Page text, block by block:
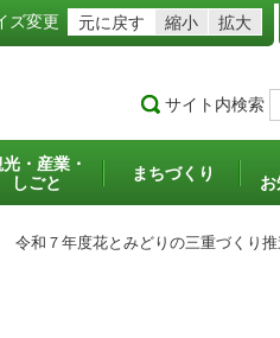
ズ変更 元に戻す 縮小 拡大
サイト内検索
・産業・
しごと
まちづくり
令和７年度花とみどりの三重づくり